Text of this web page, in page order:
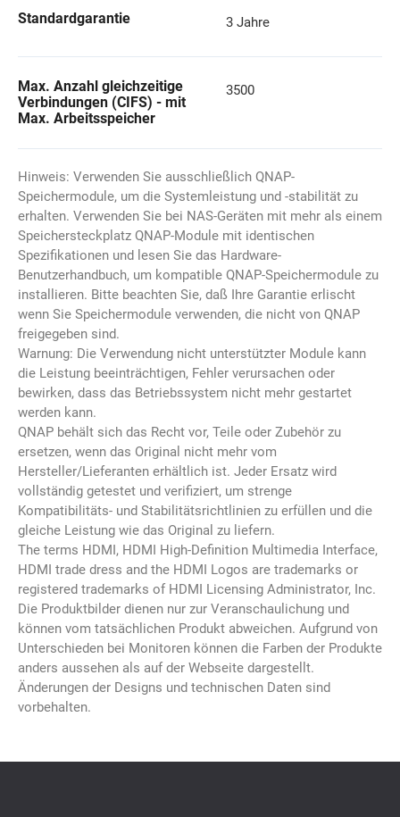
Standardgarantie 3 Jahre
Max. Anzahl gleichzeitige
Verbindungen (CIFS) - mit
Max. Arbeitsspeicher
3500
Hinweis: Verwenden Sie ausschließlich QNAP-
Speichermodule, um die Systemleistung und -stabilität zu
erhalten. Verwenden Sie bei NAS-Geräten mit mehr als einem
Speichersteckplatz QNAP-Module mit identischen
Spezifikationen und lesen Sie das Hardware-
Benutzerhandbuch, um kompatible QNAP-Speichermodule zu
installieren. Bitte beachten Sie, daß Ihre Garantie erlischt
wenn Sie Speichermodule verwenden, die nicht von QNAP
freigegeben sind.
Warnung: Die Verwendung nicht unterstützter Module kann
die Leistung beeinträchtigen, Fehler verursachen oder
bewirken, dass das Betriebssystem nicht mehr gestartet
werden kann.
QNAP behält sich das Recht vor, Teile oder Zubehör zu
ersetzen, wenn das Original nicht mehr vom
Hersteller/Lieferanten erhältlich ist. Jeder Ersatz wird
vollständig getestet und verifiziert, um strenge
Kompatibilitäts- und Stabilitätsrichtlinien zu erfüllen und die
gleiche Leistung wie das Original zu liefern.
The terms HDMI, HDMI High-Definition Multimedia Interface,
HDMI trade dress and the HDMI Logos are trademarks or
registered trademarks of HDMI Licensing Administrator, Inc.
Die Produktbilder dienen nur zur Veranschaulichung und
können vom tatsächlichen Produkt abweichen. Aufgrund von
Unterschieden bei Monitoren können die Farben der Produkte
anders aussehen als auf der Webseite dargestellt.
Änderungen der Designs und technischen Daten sind
vorbehalten.